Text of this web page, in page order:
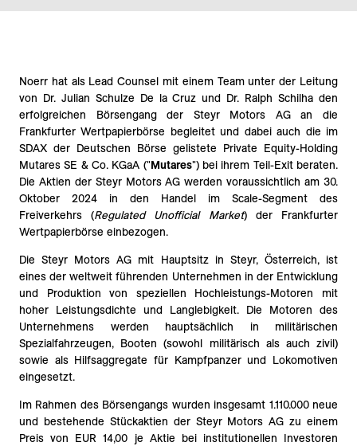
Noerr hat als Lead Counsel mit einem Team unter der Leitung
von Dr. Julian Schulze De la Cruz und Dr. Ralph Schilha den
erfolgreichen Börsengang der Steyr Motors AG an die
Frankfurter Wertpapierbörse begleitet und dabei auch die im
SDAX der Deutschen Börse gelistete Private Equity-Holding
Mutares SE & Co. KGaA ("Mutares") bei ihrem Teil-Exit beraten.
Die Aktien der Steyr Motors AG werden voraussichtlich am 30.
Oktober 2024 in den Handel im Scale-Segment des
Freiverkehrs (Regulated Unofficial Market) der Frankfurter
Wertpapierbörse einbezogen.
Die Steyr Motors AG mit Hauptsitz in Steyr, Österreich, ist
eines der weltweit führenden Unternehmen in der Entwicklung
und Produktion von speziellen Hochleistungs-Motoren mit
hoher Leistungsdichte und Langlebigkeit. Die Motoren des
Unternehmens werden hauptsächlich in militärischen
Spezialfahrzeugen, Booten (sowohl militärisch als auch zivil)
sowie als Hilfsaggregate für Kampfpanzer und Lokomotiven
eingesetzt.
Im Rahmen des Börsengangs wurden insgesamt 1.110.000 neue
und bestehende Stückaktien der Steyr Motors AG zu einem
Preis von EUR 14,00 je Aktie bei institutionellen Investoren